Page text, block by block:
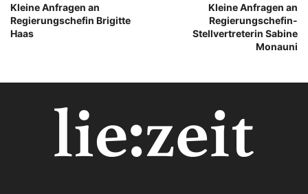
Kleine Anfragen an
Regierungschefin Brigitte
Haas
Kleine Anfragen an
Regierungschefin-
Stellvertreterin Sabine
Monauni